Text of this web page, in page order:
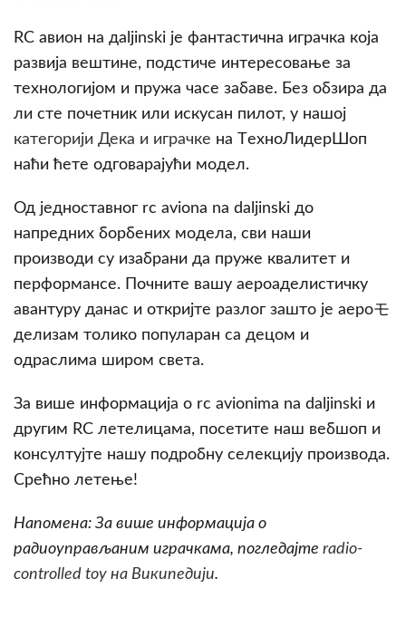
RC авион на дaljinski је фантастична играчка која
развија вештине, подстиче интересовање за
технологијом и пружа часе забаве. Без обзира да
ли сте почетник или искусан пилот, у нашој
категорији Дека и играчке на TехноЛидерШоп
наћи ћете одговарајући модел.
Од једноставног rc aviona na daljinski до
напредних борбених модела, сви наши
производи су изабрани да пруже квалитет и
перформансе. Почните вашу аероаделистичку
авантуру данас и откријте разлог зашто је аероモ
делизам толико популаран са децом и
одраслима широм света.
За више информација о rc avionima na daljinski и
другим RC летелицама, посетите наш вебшоп и
консултујте нашу подробну селекцију производа.
Срећно летење!
Напомена: За више информација о
радиоуправљаним играчкама, погледајте radio-
controlled toy на Википедији.